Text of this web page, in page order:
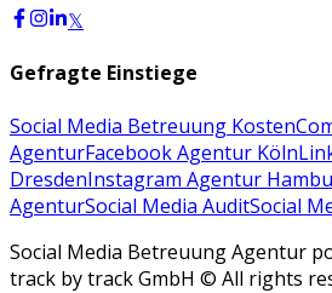
𝕏
Gefragte Einstiege
Social Media Betreuung Kosten
AgenturFacebook Agentur Köln
DresdenInstagram Agentur
AgenturSocial Media AuditSocial
Social Media Betreuung Agentur
track by track GmbH © All rights